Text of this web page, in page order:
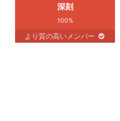
深刻
100%
より質の高いメンバー